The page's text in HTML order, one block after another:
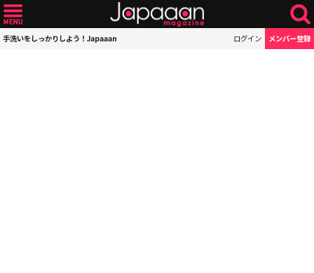
手洗いをしっかりしよう！Japaaan ログイン メンバー登録